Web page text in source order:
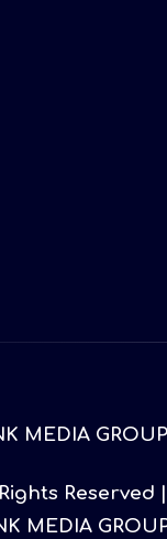
Reserved
MEDIA